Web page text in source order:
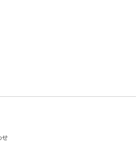
せ